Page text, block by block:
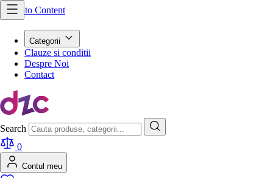
Skip to Content
Categorii
Clauze si conditii
Despre Noi
Contact
Search
0
Contul meu